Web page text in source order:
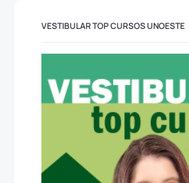
VESTIBULAR TOP CURSOS UNOESTE